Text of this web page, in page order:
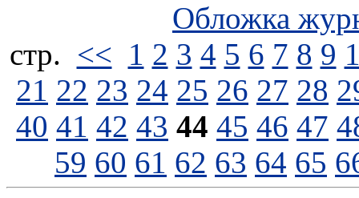
Обложка
стp. << 1 2 3 4 5 6 7 8 9
21 22 23 24 25 26 27 28
40 41 42 43 44 45 46 47
59 60 61 62 63 64 65